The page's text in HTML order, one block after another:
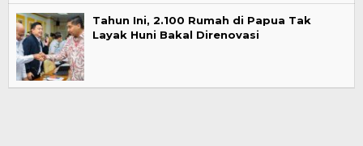
Tahun Ini, 2.100 Rumah di Papua Tak
Layak Huni Bakal Direnovasi